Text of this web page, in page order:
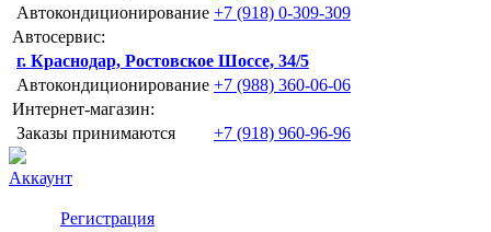
Автокондиционирование +7 (918) 0-309-309
Автосервис:
г. Краснодар, Ростовское Шоссе, 34/5
Автокондиционирование +7 (988) 360-06-06
Интернет-магазин:
Заказы принимаются
+7 (918) 960-96-96
Аккаунт
Регистрация